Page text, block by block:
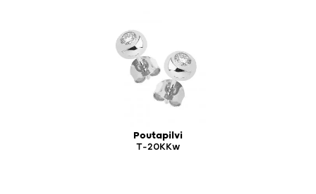
Poutapilvi
T-20KKw